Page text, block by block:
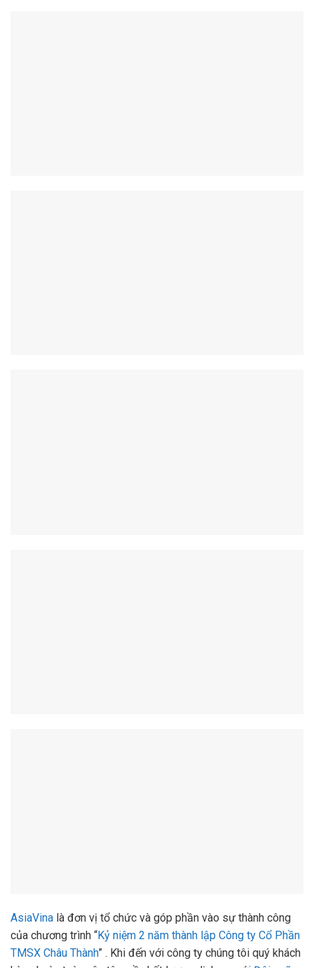
AsiaVina là đơn vị tổ chức và góp phần vào sự thành công
của chương trình “Kỷ niệm 2 năm thành lập Công ty Cổ Phần
TMSX Châu Thành” . Khi đến với công ty chúng tôi quý khách